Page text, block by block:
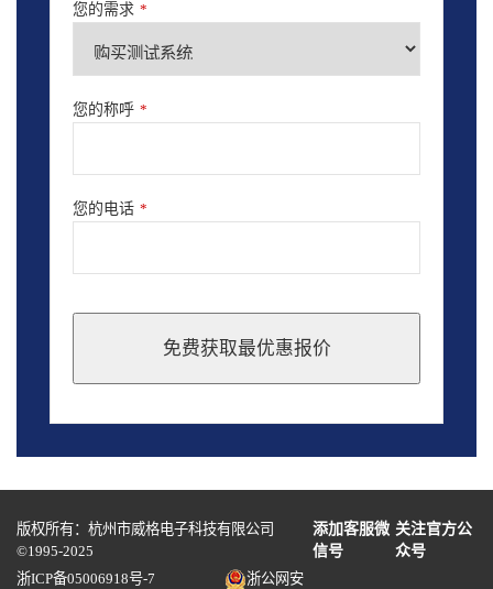
您的需求 *
您的称呼 *
您的电话 *
免费获取最优惠报价
should
blank
版权所有：杭州市威格电子科技有限公司
©1995-2025
添加客服微
信号
关注官方公
众号
浙ICP备05006918号-7
浙公网安